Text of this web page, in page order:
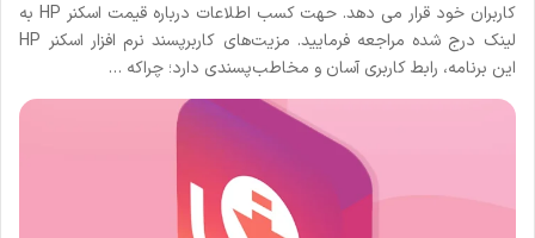
کاربران خود قرار می دهد. حهت کسب اطلاعات درباره قیمت اسکنر HP به
لینک درج شده مراجعه فرمایید. مزیت‌های کاربرپسند نرم افزار اسکنر HP
این برنامه، رابط کاربری آسان و مخاطب‌پسندی دارد؛ چراکه …